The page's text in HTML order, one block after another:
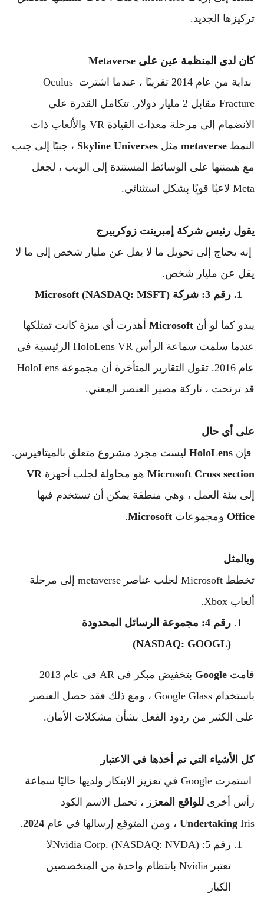
تركيزها الجديد.
كان لدى المنظمة عين على Metaverse
بداية من عام 2014 تقريبًا ، عندما اشترت Oculus
Fracture مقابل 2 مليار دولار.
النمط metaverse مثل Skyline Universes
Meta لاعبًا قويًا بشكل استثنائي.
يقول رئيس شركة إمبرينت زوكربيرج
يقل عن مليار شخص.
رقم 3: شركة Microsoft (NASDAQ: MSFT)
يبدو كما لو أن Microsoft
قد ترنحت ، تاركة مصير العنصر المعني.
على أي حال
HoloLens ليست مجرد مشروع متعلق بالميتافيرس.
Microsoft Cross section هو محاولة لجلب أجهزة VR
إلى بيئة العمل ، وهي منطقة يمكن أن تستخدم فيها
Office ومجموعات Microsoft
.
وبالمثل
ألعاب Xbox.
(NASDAQ: GOOGL)
قامت Google
على الكثير من ردود الفعل بشأن مشكلات الأمان.
كل الأشياء التي تم أخذها في الاعتبار
رأس أخرى للواقع المعز ز ، تحمل الاسم الكود
Undertaking Iris ، ومن المتوقع إرسالها في عام 2024
.
رقم 5: Nvidia Corp. (NASDAQ: NVDA)
الكبار